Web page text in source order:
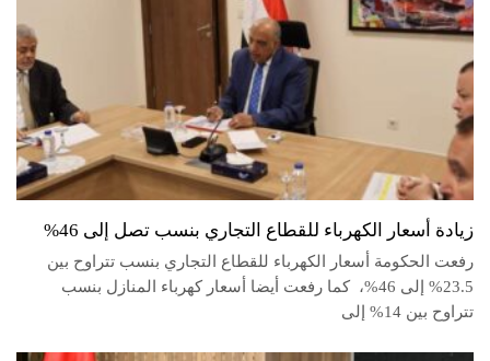
زيادة أسعار الكهرباء للقطاع التجاري بنسب تصل إلى 46%
رفعت الحكومة أسعار الكهرباء للقطاع التجاري بنسب تتراوح بين
23.5% إلى 46%، كما رفعت أيضا أسعار كهرباء المنازل بنسب
تتراوح بين 14% إلى